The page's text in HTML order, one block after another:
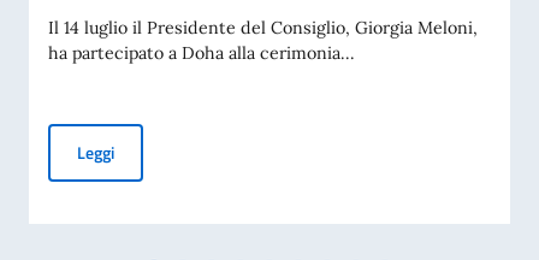
Il 14 luglio il Presidente del Consiglio, Giorgia Meloni,
ha partecipato a Doha alla cerimonia...
LeggiCerimonia di presentazione delle condoglianze per la